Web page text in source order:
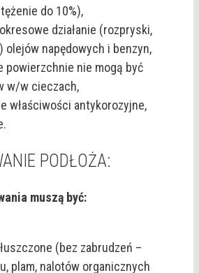
do 10%),
działanie (rozpryski,
olejów napędowych i benzyn,
powierzchnie nie mogą być
w/w cieczach,
właściwości antykorozyjne,
PODŁOŻA:
muszą być:
(bez zabrudzeń –
plam, nalotów organicznych